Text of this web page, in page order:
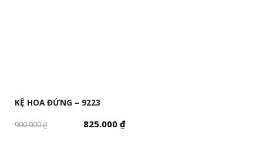
KỆ HOA ĐỨNG – 9223
900.000₫ 825.000₫